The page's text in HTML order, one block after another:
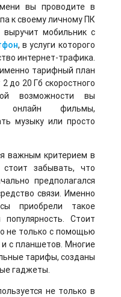
вы проводите в
к своему личному ПК
выручит мобильник с
, в услуги которого
интернет-трафика.
тарифный план
до 20 Гб скоростного
возможности вы
онлайн фильмы,
музыку или просто
важным критерием в
забывать, что
предполагался
связи. Именно
приобрели такое
Стоит
не только с помощью
с планшетов. Многие
тарифы, созданы
гаджеты.
не только в